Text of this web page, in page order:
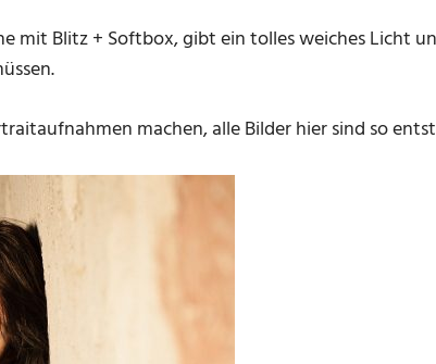
mit Blitz + Softbox, gibt ein tolles weiches Licht
machen, alle Bilder hier sind so